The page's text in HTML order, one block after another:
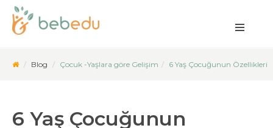
Blog Çocuk -Yaşlara göre Gelişim 6 Yaş Çocuğunun Özellikleri
6 Yaş Çocuğunun